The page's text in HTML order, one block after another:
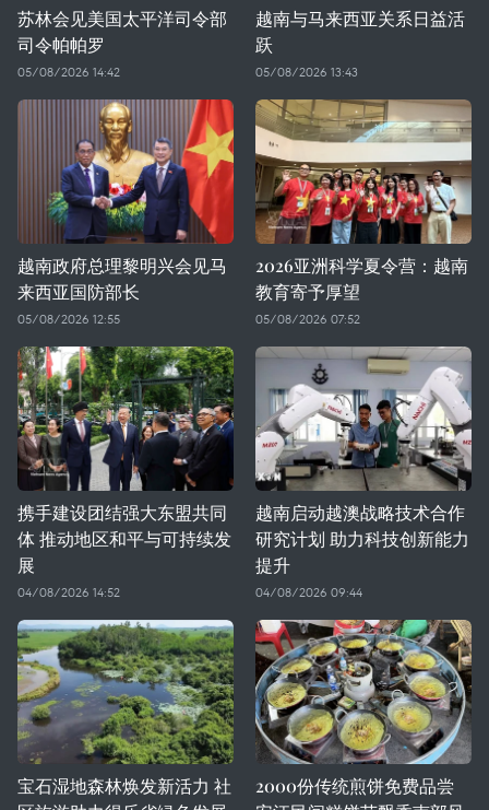
苏林会见美国太平洋司令部
司令帕帕罗
05/08/2026 14:42
越南与马来西亚关系日益活
跃
05/08/2026 13:43
越南政府总理黎明兴会见马
来西亚国防部长
05/08/2026 12:55
2026亚洲科学夏令营：越南
教育寄予厚望
05/08/2026 07:52
携手建设团结强大东盟共同
体 推动地区和平与可持续发
展
04/08/2026 14:52
越南启动越澳战略技术合作
研究计划 助力科技创新能力
提升
04/08/2026 09:44
宝石湿地森林焕发新活力 社
2000份传统煎饼免费品尝